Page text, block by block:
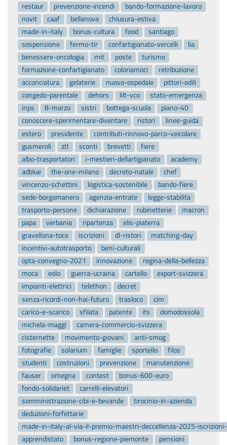
restaur
prevenzione-incendi
bando-formazione-lavoro
novit
caaf bellanova
chiusura-estiva
made-in-italy
bonus-cultura food
santiago
sospensione
fermo-tir confartigianato-vercelli
lia
benessere-oncologia
mit poste
turismo
formazione-confartigianato
coloriamoci
retribuzione
acconciatura
gelaterie nuovo-ospedale
pittori-edili
congedo-parentale
dehors lilt-vco
stato-emergenza
inps
8-marzo sistri bottega-scuola
piano-40
conoscere-sperimentare-diventare
ristori
linee-guida
estero
presidente
contributi-rinnovo-parco-veicolare
gusmeroli
ztl sconti brevetti
fiere
albo-trasportatori
i-mestieri-dellartigianato
academy
adblue
the-one-milano decreto-natale
chef
vincenzo-schettini
logistica-sostenibile
bando-fiere
sede-borgomanero
agenzia-entrate
legge-stabilita
trasporto-persone
dichiarazione rubinetterie
macron
papa
verbania ripartenza
elis-piaterra
gravellona-toce
iscrizioni dl-ristori
matching-day
incentivi-autotrasporto
beni-culturali
opta-convegno-2021
innovazione
regina-della-bellezza
moca
eolo guerra-ucraina cartello
export-svizzera
impianti-elettrici
telethon
decret
senza-ricordi-non-hai-futuro
trasloco
cim
carico-e-scarico
sfilata patente its
domodossola
michela-maggi
camera-commercio-svizzera
cisternette
movimento-giovani
anti-smog
fotografie
solarium famiglie sportello
filos
studenti
costruzioni prevenzione
manutenzione
fauser
omegna contest
bonus-600-euro
fondo-solidariet
carrelli-elevatori
somministrazione-cibi-e-bevande
tirocinio-in-azienda
deduzioni-forfettarie
made-in-italy-al-via-il-premio-maestri-deccellenza-2025-
apprendistato
bonus-regione-piemonte
pensioni